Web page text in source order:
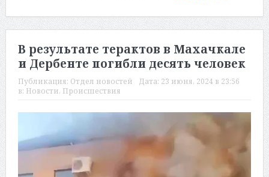
В результате терактов в Махачкале
и Дербенте погибли десять человек
Публикация: Отдел новостей Дата: 23 июня, 2024 в 23:56
в: Новости, Происшествия